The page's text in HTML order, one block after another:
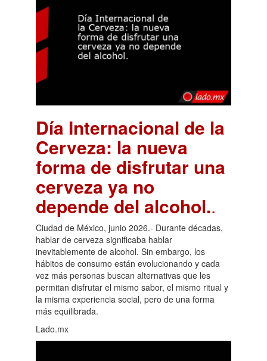
Día Internacional de la
Cerveza: la nueva
forma de disfrutar una
cerveza ya no
depende del alcohol..
Ciudad de México, junio 2026.- Durante décadas,
hablar de cerveza significaba hablar
inevitablemente de alcohol. Sin embargo, los
hábitos de consumo están evolucionando y cada
vez más personas buscan alternativas que les
permitan disfrutar el mismo sabor, el mismo ritual y
la misma experiencia social, pero de una forma
más equilibrada.
Lado.mx